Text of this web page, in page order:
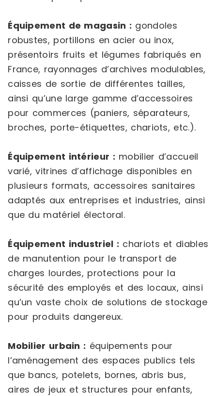
Équipement de magasin : gondoles
robustes, portillons en acier ou inox,
présentoirs fruits et légumes fabriqués en
France, rayonnages d’archives modulables,
caisses de sortie de différentes tailles,
ainsi qu’une large gamme d’accessoires
pour commerces (paniers, séparateurs,
broches, porte-étiquettes, chariots, etc.).
Équipement intérieur : mobilier d’accueil
varié, vitrines d’affichage disponibles en
plusieurs formats, accessoires sanitaires
adaptés aux entreprises et industries, ainsi
que du matériel électoral.
Équipement industriel : chariots et diables
de manutention pour le transport de
charges lourdes, protections pour la
sécurité des employés et des locaux, ainsi
qu’un vaste choix de solutions de stockage
pour produits dangereux.
Mobilier urbain : équipements pour
l’aménagement des espaces publics tels
que bancs, potelets, bornes, abris bus,
aires de jeux et structures pour enfants,